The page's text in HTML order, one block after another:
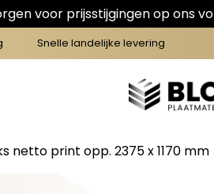
voor prijsstijgingen op ons
Snelle landelijke levering
netto print opp. 2375 x 1170 mm